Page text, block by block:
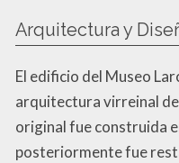
Arquitectura y
El edificio del Museo
arquitectura virreinal
original fue construida
posteriormente fue